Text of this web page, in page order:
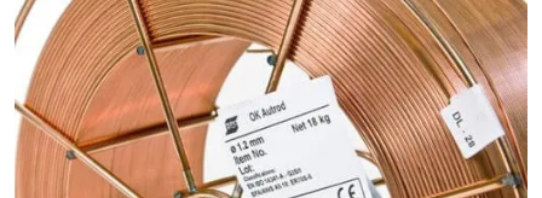
Automasjon
Slitasjeteknikk
Verneutstyr